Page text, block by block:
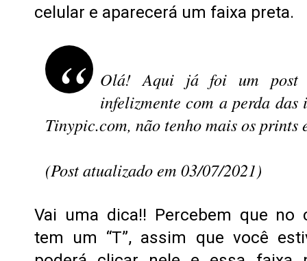
celular e aparecerá um faixa preta.
Olá! Aqui já foi um post
infelizmente com a perda das
Tinypic.com, não tenho mais os prints
(Post atualizado em 03/07/2021)
Vai uma dica!! Percebem que no
tem um “T”, assim que você